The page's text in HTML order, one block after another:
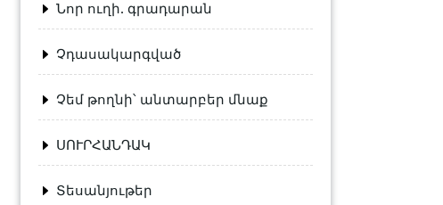
Նոր ուղի. գրադարան
Չդասակարգված
Չեմ թողնի՝ անտարբեր մնաք
ՍՈՒՐՀԱՆԴԱԿ
Տեսանյութեր